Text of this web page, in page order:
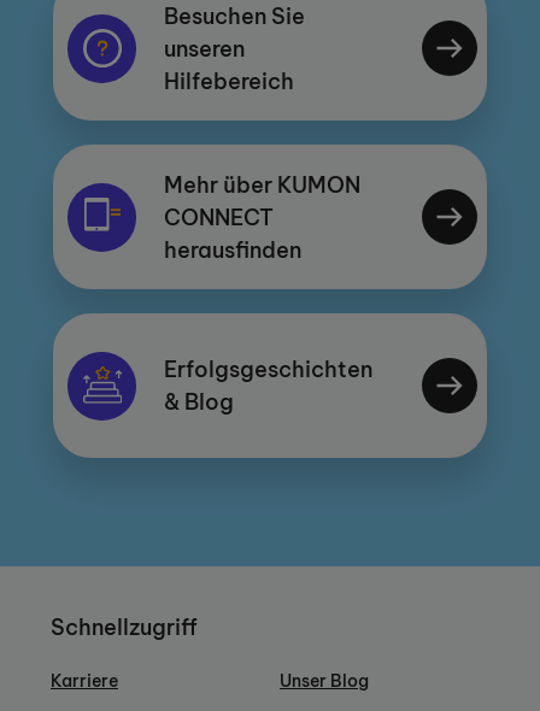
Besuchen Sie
unseren
Hilfebereich
Mehr über KUMON
CONNECT
herausfinden
Erfolgsgeschichten
& Blog
Schnellzugriff
Karriere
Unser Blog